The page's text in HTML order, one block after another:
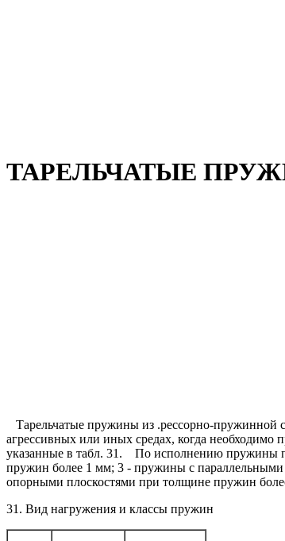
ТАРЕЛЬЧАТЫЕ
Тарельчатые пружины из .рессорно-пружинной
агрессивных или иных средах, когда необходимо
указанные в табл. 31. По исполнению пружины
пружин более 1 мм; 3 - пружины с
опорными плоскостями при толщине пружин
31. Вид нагружения и классы пружин